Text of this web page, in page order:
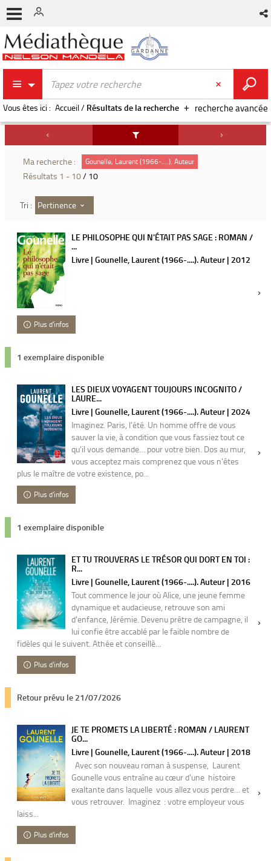
recherche avancée
Vous êtes ici : Accueil/ Résultats de la recherche
Ma recherche : Gounelle, Laurent (1966-....). Auteur
Résultats 1 - 10/ 10
Tri : Pertinence
LE PHILOSOPHE QUI N'ÉTAIT PAS SAGE : ROMAN /
...
Livre | Gounelle, Laurent (1966-....). Auteur | 2012
Plus d'infos
1 exemplaire disponible
LES DIEUX VOYAGENT TOUJOURS INCOGNITO /
LAURE...
Livre | Gounelle, Laurent (1966-....). Auteur | 2024
Imaginez. Paris, l'été. Un homme offre de vous
sauver la vie, à condition que vous fassiez tout ce
qu'il vous demande… pour votre bien. Dos au mur,
vous acceptez mais comprenez que vous n'êtes
plus le maître de votre existence, po...
Plus d'infos
1 exemplaire disponible
ET TU TROUVERAS LE TRÉSOR QUI DORT EN TOI :
R...
Livre | Gounelle, Laurent (1966-....). Auteur | 2016
Tout commence le jour où Alice, une jeune femme
dynamique et audacieuse, retrouve son ami
d'enfance, Jérémie. Devenu prêtre de campagne, il
lui confie être accablé par le faible nombre de
fidèles qui le suivent. Athée et conseillè...
Plus d'infos
Retour prévu le 21/07/2026
JE TE PROMETS LA LIBERTÉ : ROMAN / LAURENT
GO...
Livre | Gounelle, Laurent (1966-....). Auteur | 2018
Avec son nouveau roman à suspense, Laurent
Gounelle vous entraîne au cœur d'une histoire
exaltante dans laquelle vous allez vous perdre… et
vous retrouver. Imaginez : votre employeur vous
laiss...
Plus d'infos